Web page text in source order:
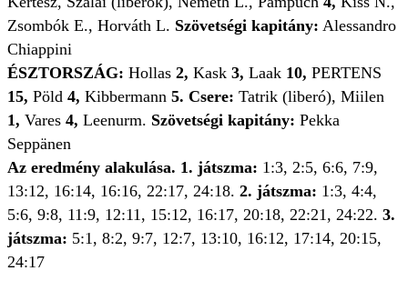
Zsombók E., Horváth L. Szövetségi kapitány: Alessandro
Chiappini
ÉSZTORSZÁG: Hollas 2, Kask 3, Laak 10, PERTENS
15, Pöld 4, Kibbermann 5. Csere: Tatrik (liberó), Miilen
1, Vares 4, Leenurm. Szövetségi kapitány: Pekka
Seppänen
Az eredmény alakulása. 1. játszma: 1:3, 2:5, 6:6, 7:9,
13:12, 16:14, 16:16, 22:17, 24:18. 2. játszma: 1:3, 4:4,
5:6, 9:8, 11:9, 12:11, 15:12, 16:17, 20:18, 22:21, 24:22. 3.
játszma: 5:1, 8:2, 9:7, 12:7, 13:10, 16:12, 17:14, 20:15,
24:17